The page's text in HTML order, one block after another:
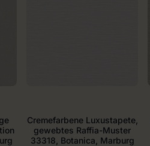
Cremefarbene Luxustapete,
gewebtes Raffia-Muster
33318, Botanica, Marburg